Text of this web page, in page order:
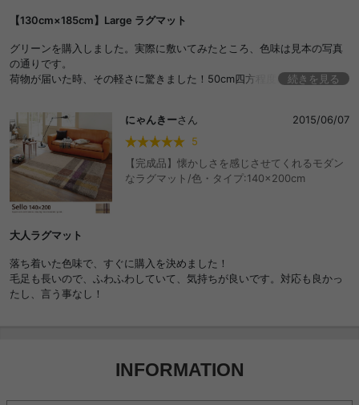
【130cm×185cm】Large ラグマット
グリーンを購入しました。実際に敷いてみたところ、色味は見本の写真
の通りです。
荷物が届いた時、その軽さに驚きました！50cm四方程度に畳んで片手で
と、若干の底付きを感じます。別のカーペットやクッションなどを併用
する際には気にならないと思います。
手触りはふわふわさらさらで、コロコロや掃除機を掛けてもゴミが残り
ません。使いやすいです。
続きを見る
にゃんきーさん
2015/06/07
5
【完成品】懐かしさを感じさせてくれるモダン
なラグマット/色・タイプ:140×200cm
大人ラグマット
落ち着いた色味で、すぐに購入を決めました！
毛足も長いので、ふわふわしていて、気持ちが良いです。対応も良かっ
たし、言う事なし！
INFORMATION